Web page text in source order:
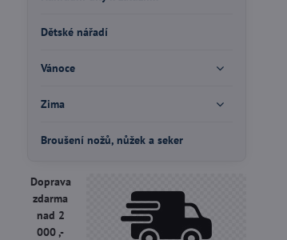
Dětské nářadí
Vánoce
Zima
Broušení nožů, nůžek a seker
Doprava
zdarma
nad 2
000 ,-